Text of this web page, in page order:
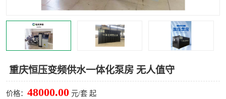
重庆恒压变频供水一体化泵房 无人值守
价格： 48000.00 元/套 起
水面垃圾清理装置 浅层砂过滤装置
一体化泵闸 柔性截污